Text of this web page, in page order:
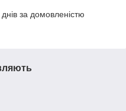
за домовленістю